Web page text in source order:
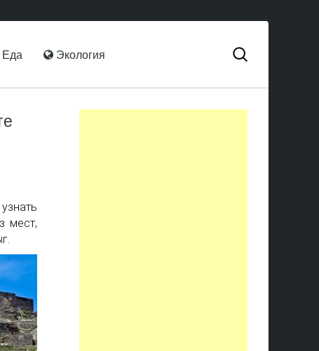
Еда Экология
мест,